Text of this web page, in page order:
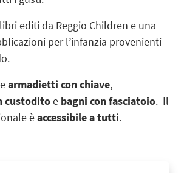
editi da Reggio Children e una
per l’infanzia provenienti
armadietti con chiave,
custoditoe bagni con fasciatoio. Il
èaccessibile a tutti.